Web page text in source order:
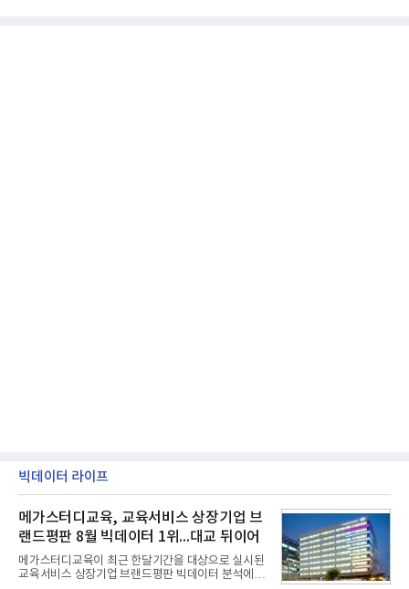
빅데이터 라이프
메가스터디교육, 교육서비스 상장기업 브
랜드평판 8월 빅데이터 1위...대교 뒤이어
메가스터디교육이 최근 한달기간을 대상으로 실시된
교육서비스 상장기업 브랜드평판 빅데이터 분석에서